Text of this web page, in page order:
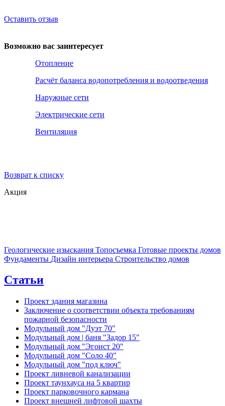
Оставить отзыв
Возможно вас заинтересует
Отопление
Расчёт баланса водопотребления и водоотведения
Наружные сети
Электрические сети
Вентиляция
Возврат к списку
Акция
Геологические изыскания Топосъемка Готовые проекты домов
Фундаменты Дизайн интерьера Строительство домов
Статьи
Проект здания магазина
Заключение о соответствии объекта требованиям
пожарной безопасности
Модульный дом "Дуэт 70"
Модульный дом | баня "Задор 15"
Модульный дом "Эгоист 20"
Модульный дом "Соло 40"
Модульный дом "под ключ"
Проект ливневой канализации
Проект таунхауса на 5 квартир
Проект парковочного кармана
Проект внешней лифтовой шахты